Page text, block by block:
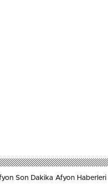
Son Dakika Afyon Haberleri